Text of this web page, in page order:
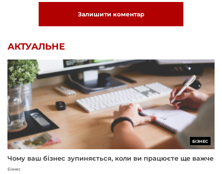
Залишити коментар
АКТУАЛЬНЕ
БІЗНЕС
Чому ваш бізнес зупиняється, коли ви працюєте ще важче
Бізнес